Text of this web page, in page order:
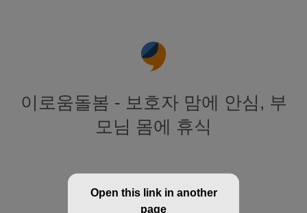
이로움돌봄 - 보호자 맘에 안심, 부
모님 몸에 휴식